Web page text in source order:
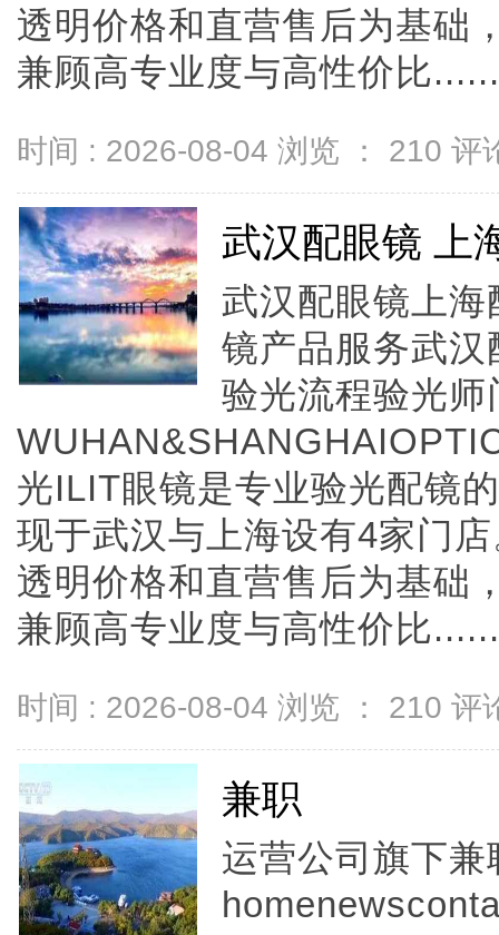
透明价格和直营售后为基础
兼顾高专业度与高性价比......
时间 : 2026-08-04 浏览 ： 210 评
武汉配眼镜 上
武汉配眼镜上
镜产品服务武
验光流程验光
光ILIT眼镜是专业验光配镜
现于武汉与上海设有4家门
透明价格和直营售后为基础
兼顾高专业度与高性价比......
时间 : 2026-08-04 浏览 ： 210 评
兼职
运营公司旗下兼